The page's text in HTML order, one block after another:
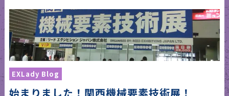
EXLady Blog
始まりました！関西機械要素技術展！